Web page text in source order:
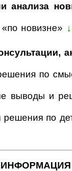
анализа
новизне» ↓
по
выводы и
по